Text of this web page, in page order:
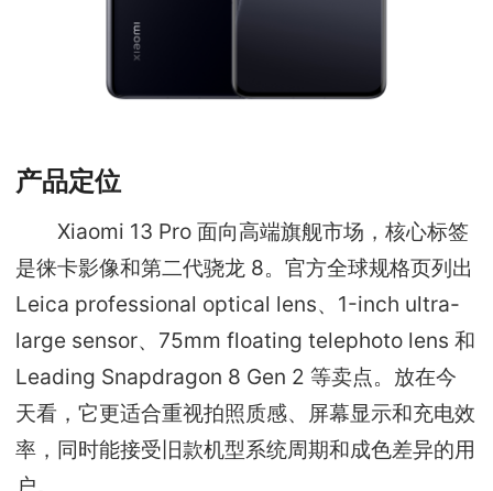
产品定位
Xiaomi 13 Pro 面向高端旗舰市场，核心标签
是徕卡影像和第二代骁龙 8。官方全球规格页列出
Leica professional optical lens、1-inch ultra-
large sensor、75mm floating telephoto lens 和
Leading Snapdragon 8 Gen 2 等卖点。放在今
天看，它更适合重视拍照质感、屏幕显示和充电效
率，同时能接受旧款机型系统周期和成色差异的用
户。